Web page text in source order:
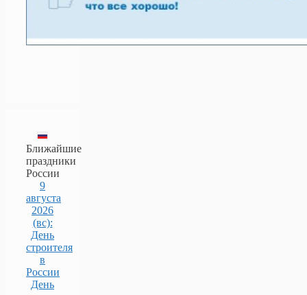
Ближайшие
праздники
России
9
августа
2026
(вс):
День
строителя
в
России
День